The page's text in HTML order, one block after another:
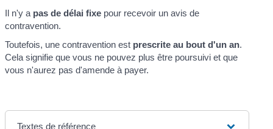
Il n'y a pas de délai fixe pour recevoir un avis de
contravention.
Toutefois, une contravention est prescrite au bout d'un an.
Cela signifie que vous ne pouvez plus être poursuivi et que
vous n'aurez pas d'amende à payer.
Textes de référence